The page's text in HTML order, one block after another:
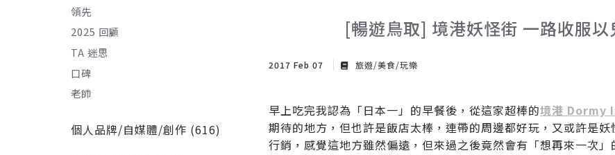
領先
2025 回顧
TA 迷思
口碑
老師
個人品牌/自媒體/創作 (616)
[暢遊鳥取] 境港妖怪街 一路收服
2017 Feb 07 旅遊/美食/玩樂
早上吃完我認為「日本一」的早餐後，從這家超棒的境港 Dormy
期待的地方，但也許是飯店太棒，連帶的周邊都好玩，又或許是
行銷，感覺這地方雖然偏遠，但來過之後竟然會有「想再來一次